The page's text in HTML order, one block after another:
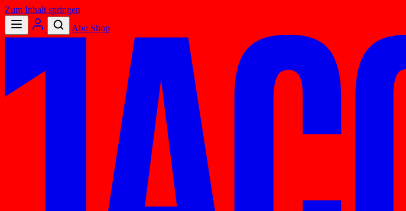
Zum Inhalt springen
Abo Shop